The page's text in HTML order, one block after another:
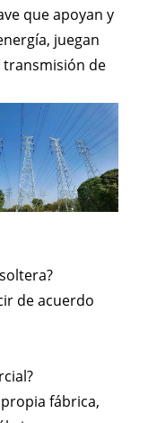
que apoyan y
juegan
transmisión de
de acuerdo
fábrica,